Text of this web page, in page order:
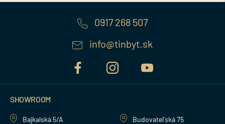
0917 268 507
info@tinbyt.sk
SHOWROOM
Bajkalská 5/A
Budovateľská 75